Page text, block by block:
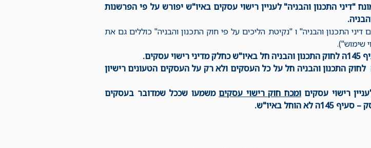
"דיני התכנון והבניה" לעניין רישוי עסקים באיו"ש יפורש על פי הפרשנות
דיני התכנון והבניה" ו "נקיטת הליכים על פי חוק התכנון והבניה" כוללים גם את
לציין- סעיף 145ה לחוק התכנון והבניה חל על כל העסקים ולא רק על העסקים הטעונים רישיון
רישוי עסקיםומכח חוק רישוי עסקים משמעו שככל שמדובר בעסקים
הוחל באיו"ש.